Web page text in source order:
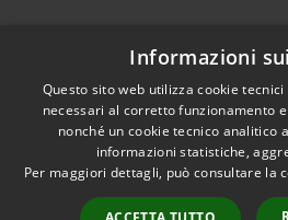
RSS
Accessibilità
Informazioni
Questo sito web utilizza cookie
necessari al corretto funzionamento
nonché un cookie tecnico analitico
informazioni statistiche,
Per maggiori dettagli, può consultare la